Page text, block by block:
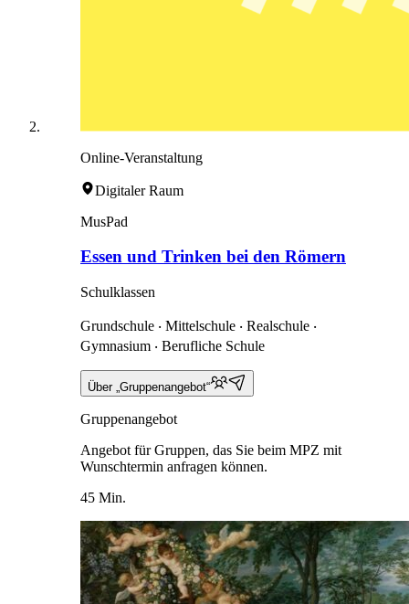
Online-Veranstaltung
Digitaler Raum
MusPad
Essen und Trinken bei den Römern
Schulklassen
Grundschule ‧ Mittelschule ‧ Realschule ‧
Gymnasium ‧ Berufliche Schule
Über „Gruppenangebot“
Gruppenangebot
Angebot für Gruppen, das Sie beim MPZ mit
Wunschtermin anfragen können.
45 Min.